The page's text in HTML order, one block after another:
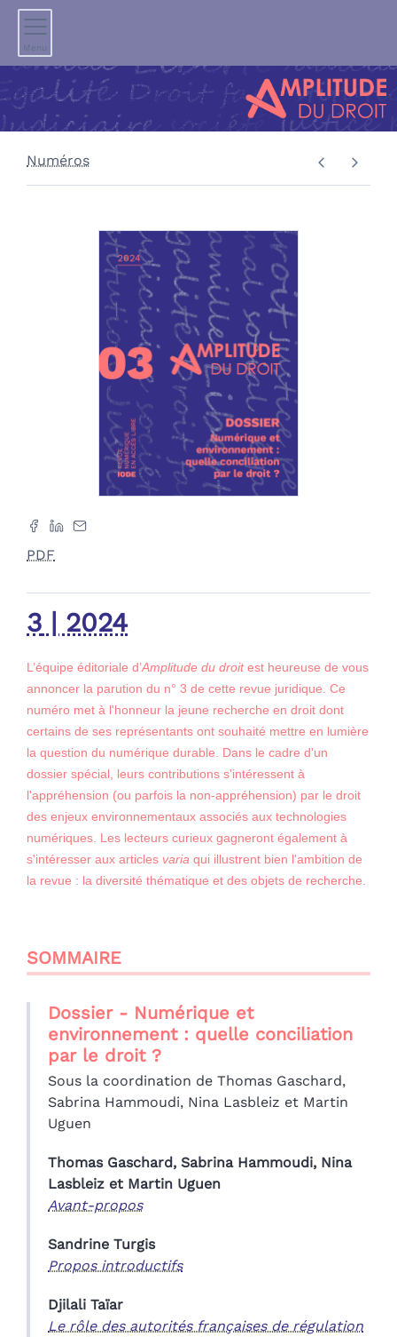
Menu
Numéros
PDF
3 | 2024
L’équipe éditoriale d’Amplitude du droitest heureuse de vous
annoncer la parution du n° 3 de cette revue juridique. Ce
numéro met à l'honneur la jeune recherche en droit dont
certains de ses représentants ont souhaité mettre en lumière
la question du numérique durable. Dans le cadre d'un
dossier spécial, leurs contributions s'intéressent à
l'appréhension (ou parfois la non-appréhension) par le droit
des enjeux environnementaux associés aux technologies
numériques. Les lecteurs curieux gagneront également à
s'intéresser aux articles varia qui illustrent bien l'ambition de
la revue : la diversité thématique et des objets de recherche.
SOMMAIRE
Dossier - Numérique et
environnement : quelle conciliation
par le droit ?
Sous la coordination de Thomas Gaschard,
Sabrina Hammoudi, Nina Lasbleiz et Martin
Uguen
Thomas Gaschard, Sabrina Hammoudi, Nina
Lasbleiz et Martin Uguen
Avant-propos
Sandrine Turgis
Propos introductifs
Djilali Taïar
Le rôle des autorités françaises de régulation